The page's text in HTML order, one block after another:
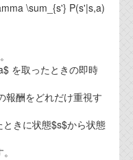
\sum_{s'} P(s'|s,a)
を取ったときの即時
報酬をどれだけ重視す
きに状態$s$から状態